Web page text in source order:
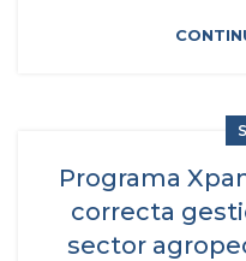
Programa
correcta
sector